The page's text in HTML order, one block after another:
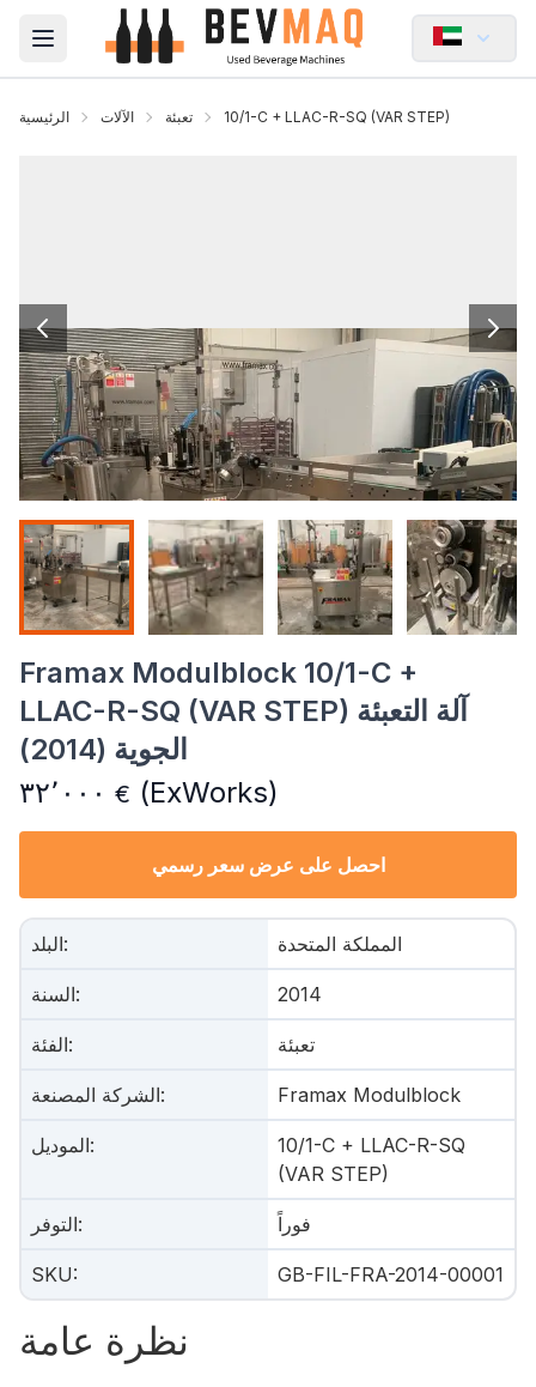
Open main menu
الرئيسية الآلات تعبئة 10/1-C + LLAC-R-SQ (VAR STEP)
Framax Modulblock 10/1-C +
LLAC-R-SQ (VAR STEP) آلة التعبئة
الجوية (2014)
٣٢٬٠٠٠ € (ExWorks)
احصل على عرض سعر رسمي
البلد: المملكة المتحدة
السنة: 2014
الفئة: تعبئة
الشركة المصنعة: Framax Modulblock
الموديل:
10/1-C + LLAC-R-SQ
(VAR STEP)
التوفر: فوراً
SKU: GB-FIL-FRA-2014-00001
نظرة عامة